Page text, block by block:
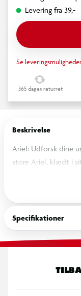
Levering fra 39,-
Se
365 dages returret
Beskrivelse
Ariel: Udforsk dine
store Ariel, klædt i
dukker kan komme
Assorteret - bestemt
Specifikationer